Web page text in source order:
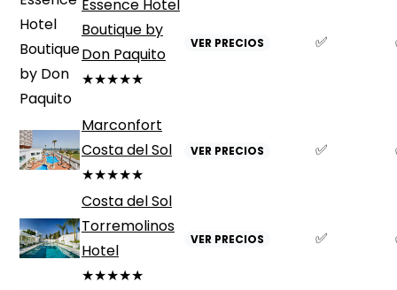
Essence Hotel
Boutique by
Don Paquito
★★★★★
VER PRECIOS ✅
Marconfort
Costa del Sol
★★★★★
VER PRECIOS ✅
Costa del Sol
Torremolinos
Hotel
★★★★★
VER PRECIOS ✅